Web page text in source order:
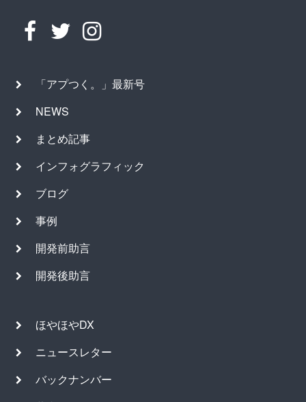
「アプつく。」最新号
NEWS
まとめ記事
インフォグラフィック
ブログ
事例
開発前助言
開発後助言
ほやほやDX
ニュースレター
バックナンバー